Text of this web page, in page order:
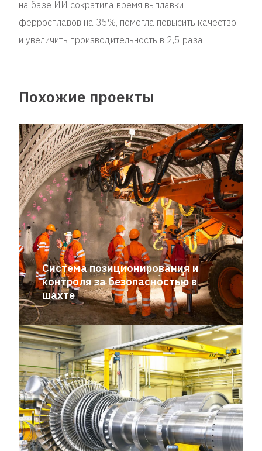
на базе ИИ сократила время выплавки
ферросплавов на 35%, помогла повысить качество
и увеличить производительность в 2,5 раза.
Похожие проекты
Система позиционирования и
контроля за безопасностью в
шахте